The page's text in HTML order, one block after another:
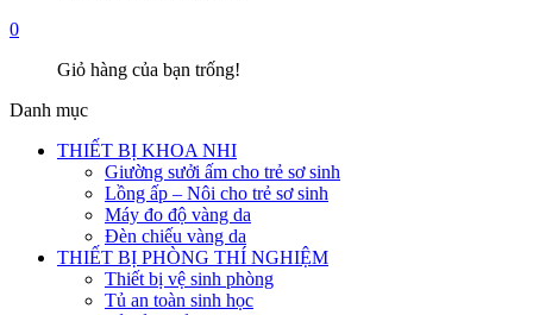
0
Giỏ hàng của bạn trống!
Danh mục
THIẾT BỊ KHOA NHI
Giường sưởi ấm cho trẻ sơ sinh
Lồng ấp – Nôi cho trẻ sơ sinh
Máy đo độ vàng da
Đèn chiếu vàng da
THIẾT BỊ PHÒNG THÍ NGHIỆM
Thiết bị vệ sinh phòng
Tủ an toàn sinh học